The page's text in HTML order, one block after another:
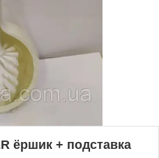
ёршик + подставка